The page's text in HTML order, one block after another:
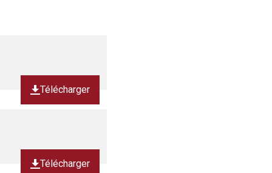
Télécharger
Télécharger